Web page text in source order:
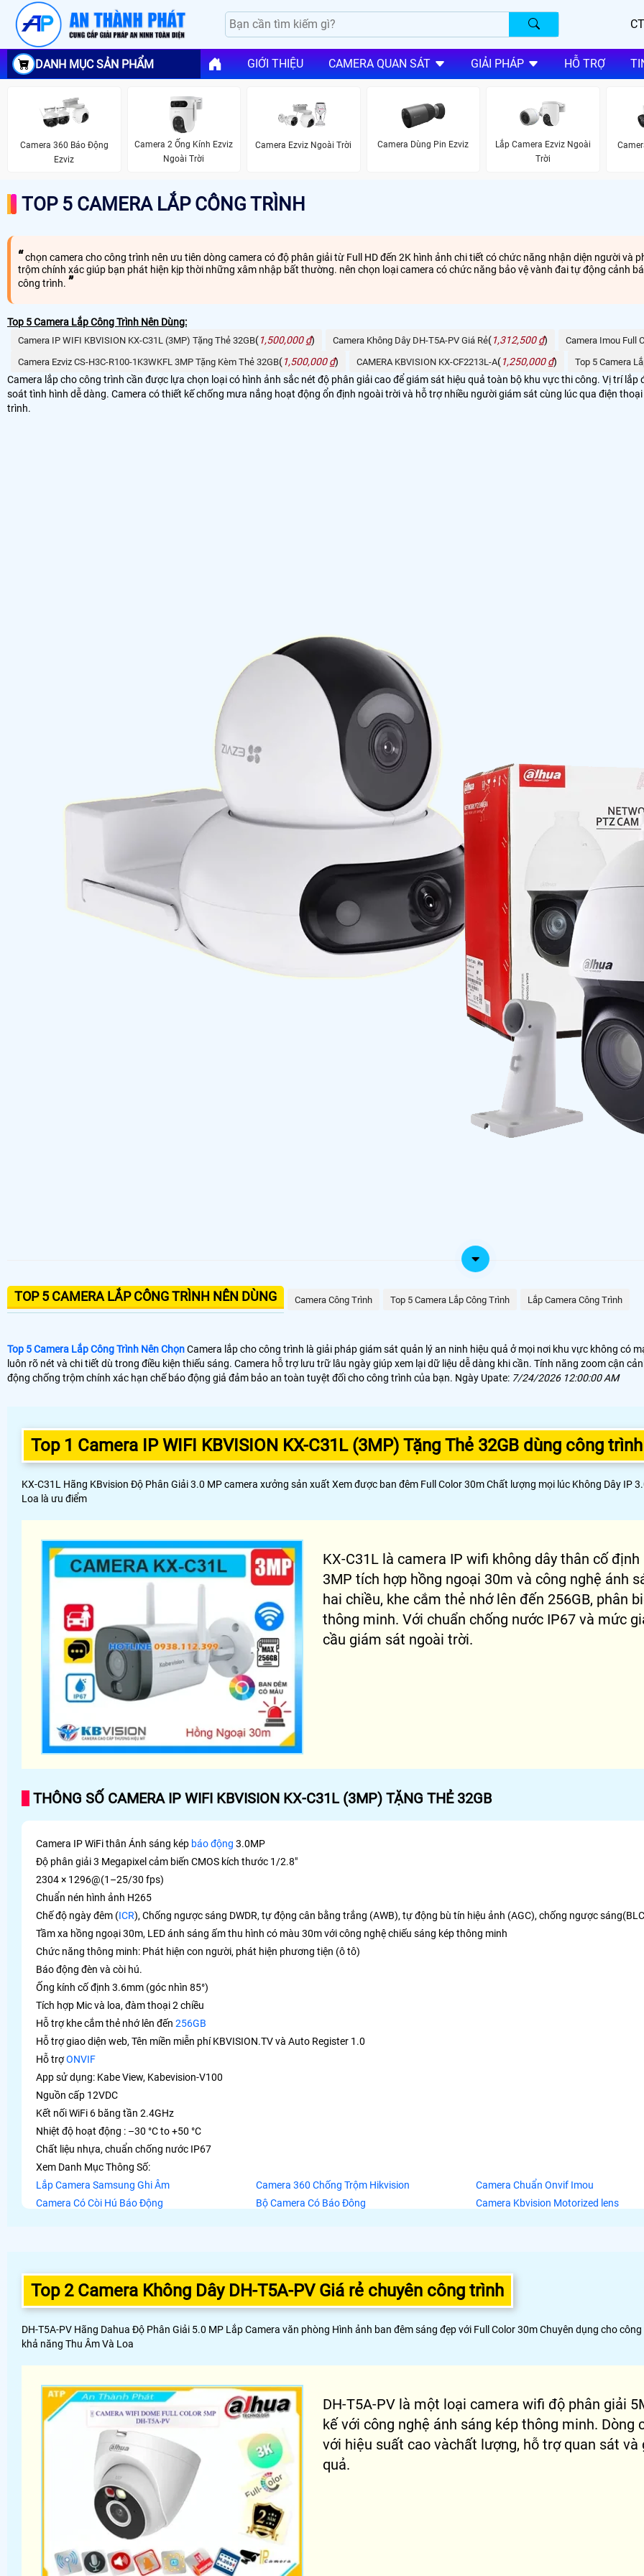
DANH MỤC SẢN PHẨM GIỚI THIỆU CAMERA QUAN SÁT GIẢI PHÁP HỖ TRỢ
Camera 360 Báo Động
Ezviz
Camera 2 Ống Kính Ezviz
Ngoài Trời
Camera Ezviz Ngoài Trời Camera Dùng Pin Ezviz
Lắp Camera Ezviz Ngoài
Trời
TOP 5 CAMERA LẮP CÔNG TRÌNH
chọn camera cho công trình nên ưu tiên dòng camera có độ phân giải từ Full HD đến 2K hình ảnh chi tiết có chức năng nhận diện người
trộm chính xác giúp bạn phát hiện kịp thời những xâm nhập bất thường. nên chọn loại camera có chức năng bảo vệ vành đai tự động cảnh
công trình.
Top 5 Camera Lắp Công Trình Nên Dùng:
Camera IP WIFI KBVISION KX-C31L (3MP) Tặng Thẻ 32GB(1,500,000 ₫) Camera Không Dây DH-T5A-PV Giá Rẻ(1,312,500 ₫)
Camera Imou Full
Camera Ezviz CS-H3C-R100-1K3WKFL 3MP Tặng Kèm Thẻ 32GB(1,500,000 ₫) CAMERA KBVISION KX-CF2213L-A(1,250,000 ₫) Top 5 Camera
Camera lắp cho công trình cần được lựa chọn loại có hình ảnh sắc nét độ phân giải cao để giám sát hiệu quả toàn bộ khu vực thi công. Vị trí
soát tình hình dễ dàng. Camera có thiết kế chống mưa nắng hoạt động ổn định ngoài trời và hỗ trợ nhiều người giám sát cùng lúc qua điện
trình.
TOP 5 CAMERA LẮP CÔNG TRÌNH NÊN DÙNG Camera Công Trình Top 5 Camera Lắp Công Trình Lắp Camera Công Trình
Top 5 Camera Lắp Công Trình Nên ChọnCamera lắp cho công trình là giải pháp giám sát quản lý an ninh hiệu quả ở mọi nơi khu vực không có
luôn rõ nét và chi tiết dù trong điều kiện thiếu sáng. Camera hỗ trợ lưu trữ lâu ngày giúp xem lại dữ liệu dễ dàng khi cần. Tính năng zoom cận
động chống trộm chính xác hạn chế báo động giả đảm bảo an toàn tuyệt đối cho công trình của bạn. Ngày Upate: 7/24/2026 12:00:00 AM
Top 1 Camera IP WIFI KBVISION KX-C31L (3MP) Tặng Thẻ 32GB dùng công trình
KX-C31L Hãng KBvision Độ Phân Giải 3.0 MP camera xưởng sản xuất Xem được ban đêm Full Color 30m Chất lượng mọi lúc Không Dây IP
Loa là ưu điểm
KX-C31L là camera IP wifi không dây thân cố
3MP tích hợp hồng ngoại 30m và công nghệ ánh
hai chiều, khe cắm thẻ nhớ lên đến 256GB, phân
thông minh. Với chuẩn chống nước IP67 và mức
cầu giám sát ngoài trời.
THÔNG SỐ CAMERA IP WIFI KBVISION KX-C31L (3MP) TẶNG THẺ 32GB
Camera IP WiFi thân Ánh sáng kép báo động 3.0MP
Độ phân giải 3 Megapixel cảm biến CMOS kích thước 1/2.8"
2304 × 1296@(1–25/30 fps)
Chuẩn nén hình ảnh H265
Chế độ ngày đêm (ICR), Chống ngược sáng DWDR, tự động cân bằng trắng (AWB), tự động bù tín hiệu ảnh (AGC), chống ngược
Tầm xa hồng ngoại 30m, LED ánh sáng ấm thu hình có màu 30m với công nghệ chiếu sáng kép thông minh
Chức năng thông minh: Phát hiện con người, phát hiện phương tiện (ô tô)
Báo động đèn và còi hú.
Ống kính cố định 3.6mm (góc nhìn 85°)
Tích hợp Mic và loa, đàm thoại 2 chiều
Hỗ trợ khe cắm thẻ nhớ lên đến 256GB
Hỗ trợ giao diện web, Tên miền miễn phí KBVISION.TV và Auto Register 1.0
Hỗ trợONVIF
App sử dụng: Kabe View, Kabevision-V100
Nguồn cấp 12VDC
Kết nối WiFi 6 băng tần 2.4GHz
Nhiệt độ hoạt động : –30 °C to +50 °C
Chất liệu nhựa, chuẩn chống nước IP67
Xem Danh Mục Thông Số:
Lắp Camera Samsung Ghi Âm
Camera 360 Chống Trộm Hikvision
Camera Chuẩn Onvif Imou
Camera Có Còi Hú Báo Động
Bộ Camera Có Báo Đông Camera Kbvision Motorized lens
Top 2 Camera Không Dây DH-T5A-PV Giá rẻ chuyên công trình
DH-T5A-PV Hãng Dahua Độ Phân Giải 5.0 MP Lắp Camera văn phòng Hình ảnh ban đêm sáng đẹp với Full Color 30m Chuyên dụng cho
khả năng Thu Âm Và Loa
DH-T5A-PV là một loại camera wifi độ phân giải
kế với công nghệ ánh sáng kép thông minh.
với hiệu suất cao vàchất lượng, hỗ trợ quan sát
quả.